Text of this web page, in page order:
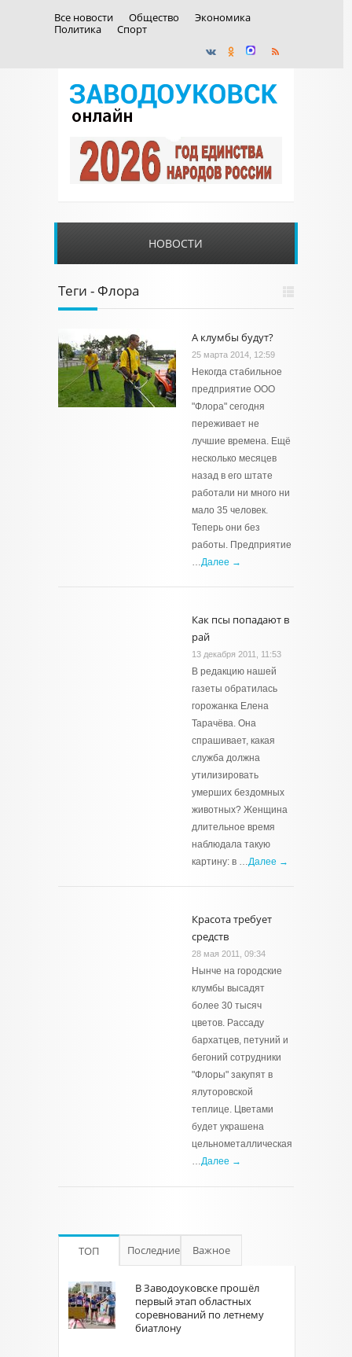
Все новости Общество
Экономика
Политика
Спорт
НОВОСТИ
Теги - Флора
А клумбы будут?
25 марта 2014, 12:59
Некогда стабильное
предприятие ООО
"Флора" сегодня
переживает не
лучшие времена. Ещё
несколько месяцев
назад в его штате
работали ни много ни
мало 35 человек.
Теперь они без
работы. Предприятие
…Далее →
Как псы попадают в
рай
13 декабря 2011, 11:53
В редакцию нашей
газеты обратилась
горожанка Елена
Тарачёва. Она
спрашивает, какая
служба должна
утилизировать
умерших бездомных
животных? Женщина
длительное время
наблюдала такую
картину: в …Далее →
Красота требует
средств
28 мая 2011, 09:34
Нынче на городские
клумбы высадят
более 30 тысяч
цветов. Рассаду
бархатцев, петуний и
бегоний сотрудники
"Флоры" закупят в
ялуторовской
теплице. Цветами
будет украшена
цельнометаллическая
…Далее →
ТОП Последние Важное
В Заводоуковске прошёл
первый этап областных
соревнований по летнему
биатлону